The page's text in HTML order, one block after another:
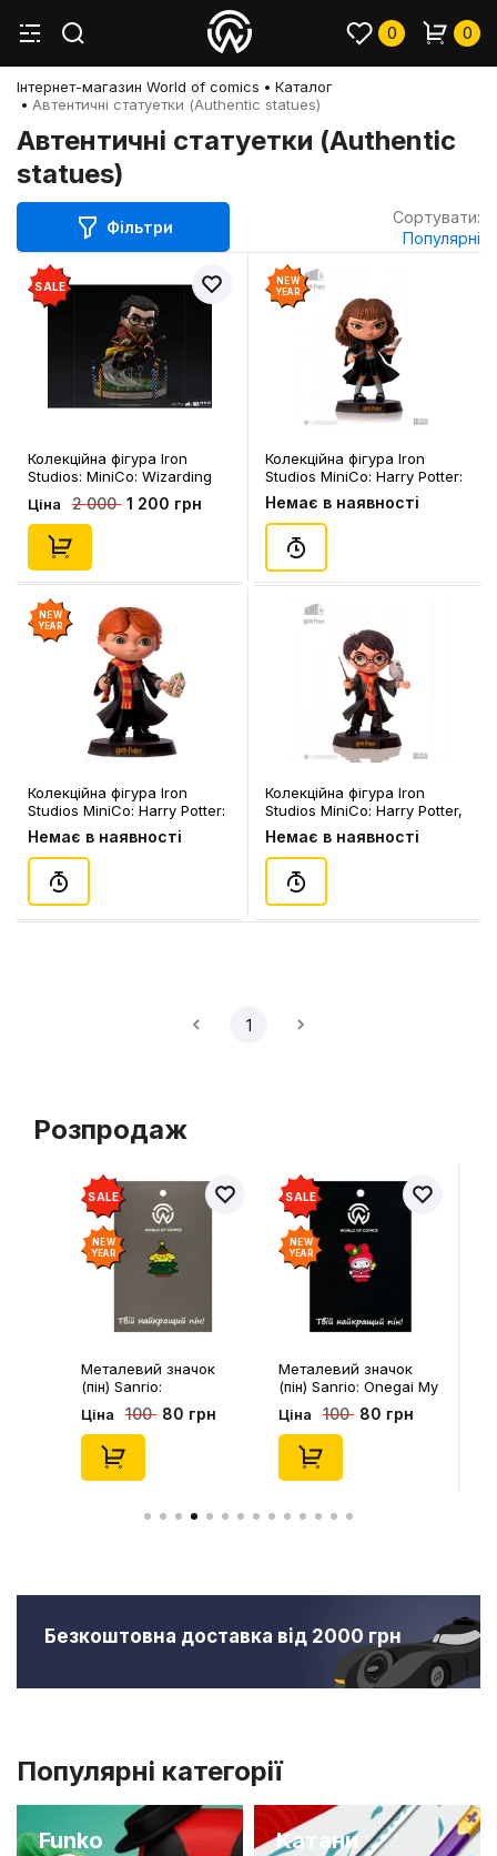
0 0
Інтернет-магазин World of comics
Каталог
Автентичні статуетки (Authentic statues)
Автентичні статуетки (Authentic
statues)
Фільтри
Сортувати:
Популярні
SALE
Колекційна фігура Iron
Studios: MiniCo: Wizarding
World: Harry Potter: Harry
Potter at the Quiddich Match,
(134928)
Ціна 2 000 1 200 грн
NEW
YEAR
Колекційна фігура Iron
Studios MiniCo: Harry Potter:
Hermione Granger, (806613)
Немає в наявності
NEW
YEAR
Колекційна фігура Iron
Studios MiniCo: Harry Potter:
Ron Weasley, (806620)
Немає в наявності
Колекційна фігура Iron
Studios MiniCo: Harry Potter,
(806606)
Немає в наявності
1
Розпродаж
SALE
NEW
YEAR
Металевий значок
(пін) Sanrio:
Pompompurin On
Christmass Tree,
(14541)
Ціна 100 80 грн
SALE
NEW
YEAR
Металевий значок
(пін) Sanrio: Onegai My
Melody: Christmas My
Melody, (14543)
Ціна 100 80 грн
Безкоштовна доставка від 2000 грн
Популярні категорії
Funko Катани